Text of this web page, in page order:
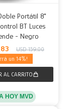
Portátil 8"
BT Luces
- Negro
USD 159,00
14
HOY MVD